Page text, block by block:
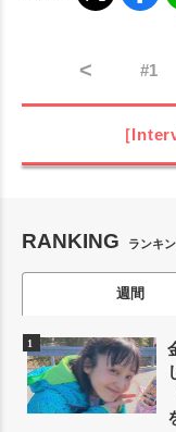
< #1
［
RANKING ランキ
週間